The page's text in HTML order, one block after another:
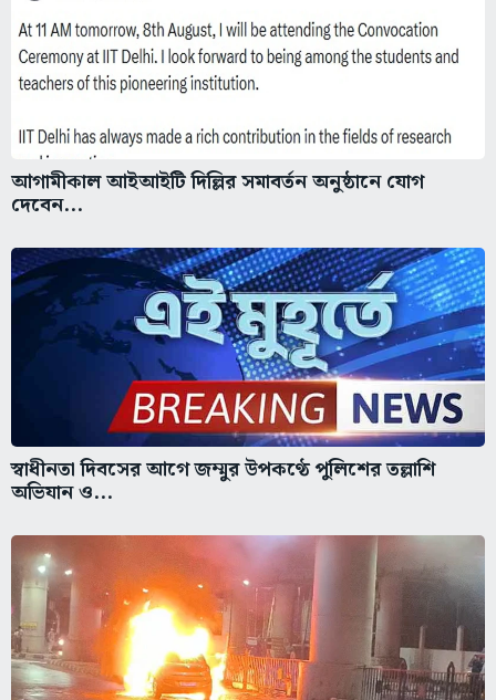
আগামীকাল আইআইটি দিল্লির সমাবর্তন অনুষ্ঠানে যোগ
দেবেন...
স্বাধীনতা দিবসের আগে জম্মুর উপকণ্ঠে পুলিশের তল্লাশি
অভিযান ও...